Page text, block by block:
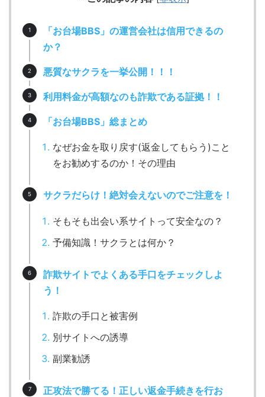
「お台場BBS」の運営会社は信用できるの
か？
悪質なサクラを一挙公開！！！
利用料金が高額なのも詐欺である証拠！！
「お台場BBS」総まとめ
なぜお金を取り戻す(返金してもらう)こと
をお勧めするのか！その理由
サクラだらけ！絶対会えないのでご注意を！
そもそも出会い系サイトって安全なの？
予備知識！サクラとは何か？
詐欺サイトでよくある手口をチェックしよ
う！
詐欺の手口と被害例
別サイトへの誘導
副業勧誘
正攻法で勝てる！正しい返金手続きを行お